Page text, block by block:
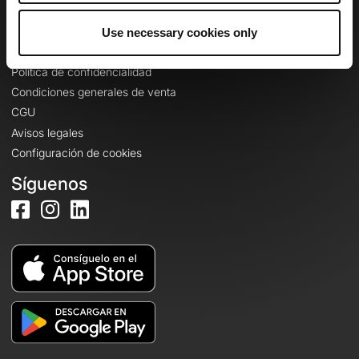
Use necessary cookies only
Política de confidencialidad
Condiciones generales de venta
CGU
Avisos legales
Configuración de cookies
Síguenos